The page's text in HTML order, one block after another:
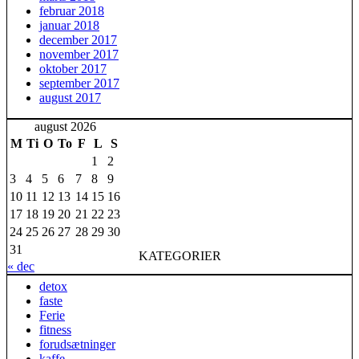
februar 2018
januar 2018
december 2017
november 2017
oktober 2017
september 2017
august 2017
august 2026
M Ti O To F L
S
1
2
3
4 5 6 7 8
9
10 11 12 13 14 15 16
17 18 19 20 21 22 23
24 25 26 27 28 29 30
31
« dec
KATEGORIER
detox
faste
Ferie
fitness
forudsætninger